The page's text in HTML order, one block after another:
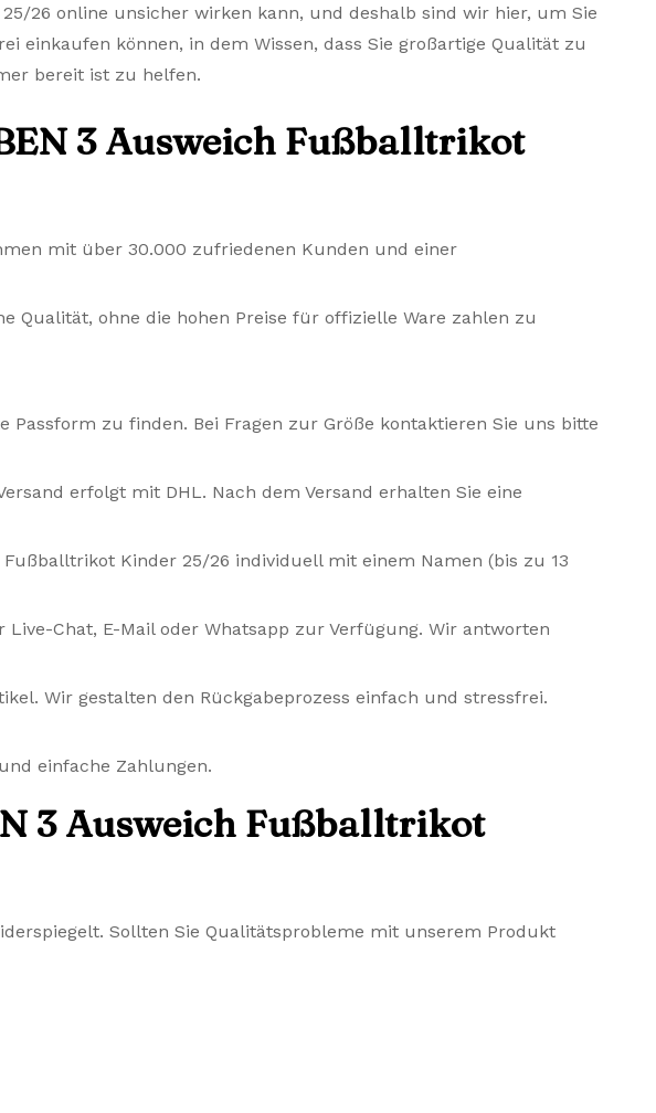
26 online unsicher wirken kann, und deshalb sind wir hier, um Sie
einkaufen können, in dem Wissen, dass Sie großartige Qualität zu
bereit ist zu helfen.
3 Ausweich Fußballtrikot
mit über 30.000 zufriedenen Kunden und einer
Qualität, ohne die hohen Preise für offizielle Ware zahlen zu
zu finden. Bei Fragen zur Größe kontaktieren Sie uns bitte
erfolgt mit DHL. Nach dem Versand erhalten Sie eine
Kinder 25/26 individuell mit einem Namen (bis zu 13
Chat, E-Mail oder Whatsapp zur Verfügung. Wir antworten
Wir gestalten den Rückgabeprozess einfach und stressfrei.
einfache Zahlungen.
3 Ausweich Fußballtrikot
Sollten Sie Qualitätsprobleme mit unserem Produkt